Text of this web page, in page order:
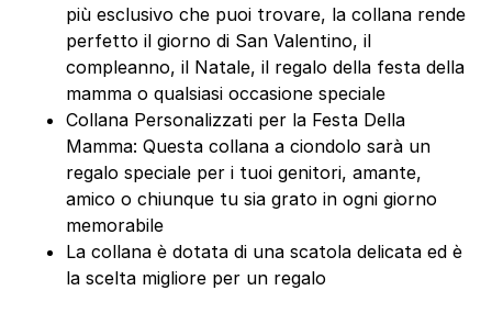
più esclusivo che puoi trovare, la collana rende
perfetto il giorno di San Valentino, il
compleanno, il Natale, il regalo della festa della
mamma o qualsiasi occasione speciale
Collana Personalizzati per la Festa Della
Mamma: Questa collana a ciondolo sarà un
regalo speciale per i tuoi genitori, amante,
amico o chiunque tu sia grato in ogni giorno
memorabile
La collana è dotata di una scatola delicata ed è
la scelta migliore per un regalo